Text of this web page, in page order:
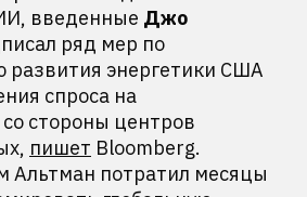
введенные Джо
ряд мер по
развития энергетики США
спроса на
стороны центров
пишет Bloomberg.
Альтман потратил месяцы